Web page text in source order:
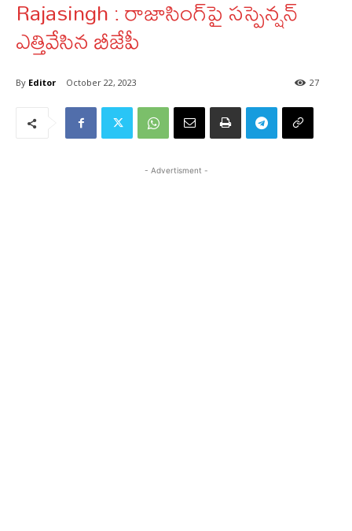
Rajasingh : రాజాసింగ్‌పై సస్పెన్షన్‌
ఎత్తివేసిన బీజేపీ
By Editor October 22, 2023 27
- Advertisment -